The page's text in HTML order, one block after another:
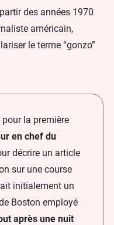
des années 1970
américain,
le terme “gonzo”
pour la première
en chef du
décrire un article
sur une course
initialement un
Boston employé
après une nuit